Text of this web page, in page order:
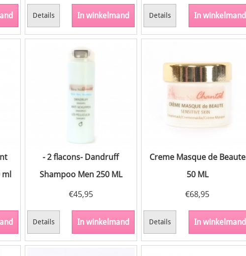
Details In winkelmand Details In winkelmand
ml
- 2 flacons- Dandruff
Shampoo Men 250 ML
€45,95
Details In winkelmand
Creme Masque de Beaute
50 ML
€68,95
Details In winkelmand